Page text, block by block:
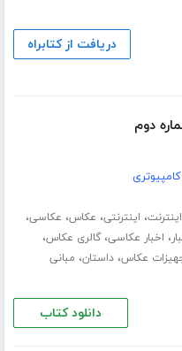
دریافت از کتابراه
دوم
اینترنت، اینترنتی، عکاس، عکاسی،
، اخبار عکاسی،گالری عکاس،
عکاس،داستان، مبانی
دانلود کتاب